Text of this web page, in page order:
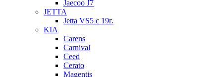
Jaecoo J7
JETTA
Jetta VS5 с 19г.
KIA
Carens
Carnival
Ceed
Cerato
Magentis